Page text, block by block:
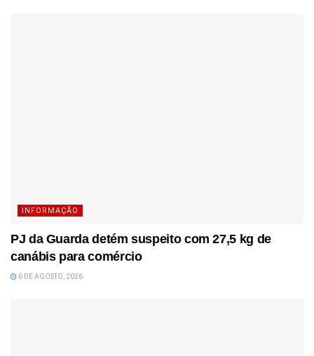
INFORMAÇÃO
PJ da Guarda detém suspeito com 27,5 kg de
canábis para comércio
6 DE AGOSTO, 2026